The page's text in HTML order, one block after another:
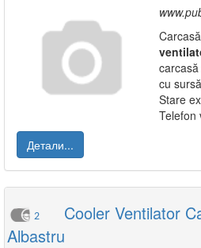
cu
Stare
Telefon
Детали...
2
Cooler Ventilator
Albastru